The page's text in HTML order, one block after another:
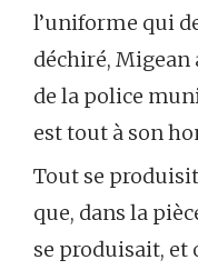
l’uniforme qui
déchiré,
de la police
est tout à son
Tout se
que, dans la
se produisait,